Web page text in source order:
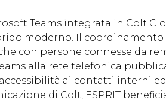
Teams integrata in Colt
moderno. Il
con persone connesse da
alla rete telefonica
ai contatti interni
di Colt, ESPRIT